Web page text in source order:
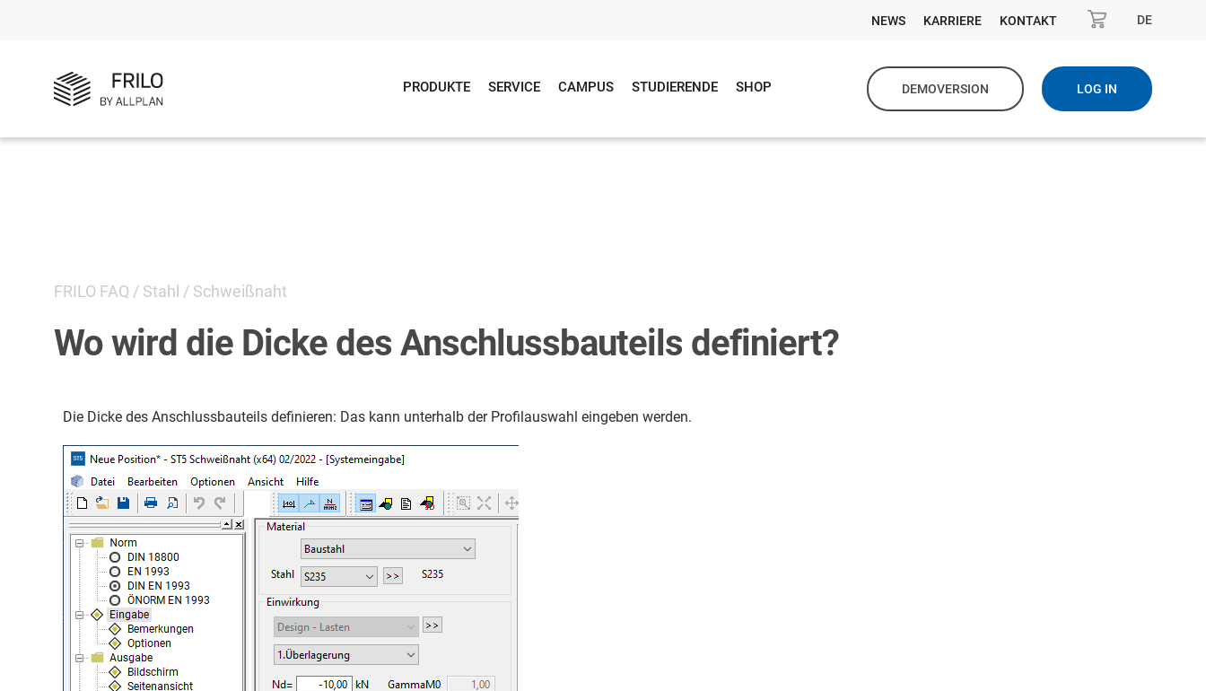
NEWS KARRIERE KONTAKT DE
PRODUKTE SERVICE CAMPUS STUDIERENDE SHOP DEMOVERSION LOG IN
FRILO FAQ / Stahl / Schweißnaht
Wo wird die Dicke des Anschlussbauteils definiert?
Die Dicke des Anschlussbauteils definieren: Das kann unterhalb der Profilauswahl eingeben werden.